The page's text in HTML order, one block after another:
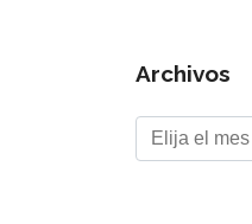
Archivos